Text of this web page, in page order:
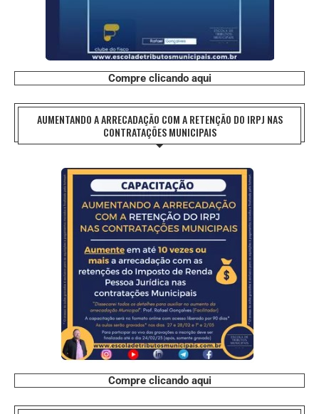
Compre clicando aqui
AUMENTANDO A ARRECADAÇÃO COM A RETENÇÃO DO IRPJ NAS
CONTRATAÇÕES MUNICIPAIS
Compre clicando aqui